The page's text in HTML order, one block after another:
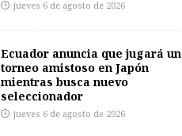
jueves 6 de agosto de 2026
Ecuador anuncia que jugará un
torneo amistoso en Japón
mientras busca nuevo
seleccionador
jueves 6 de agosto de 2026